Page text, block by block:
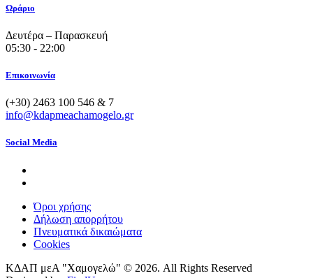
Ωράριο
Δευτέρα – Παρασκευή
05:30 - 22:00
Επικοινωνία
(+30) 2463 100 546 & 7
info@kdapmeachamogelo.gr
Social Media
Όροι χρήσης
Δήλωση απορρήτου
Πνευματικά δικαιώματα
Cookies
ΚΔΑΠ μεΑ "Χαμογελώ" © 2026. All Rights Reserved